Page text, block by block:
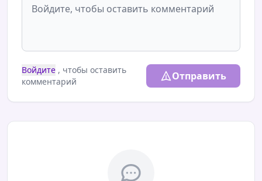
Войдите , чтобы оставить
комментарий
Отправить